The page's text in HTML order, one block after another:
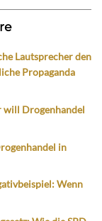
Lautsprecher den
Propaganda
will Drogenhandel
in
Wenn